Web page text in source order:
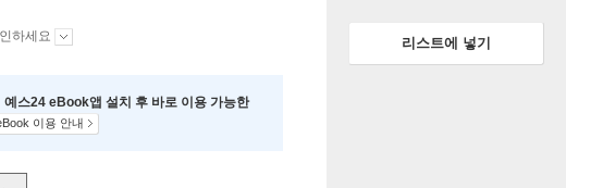
하세요
예스24 eBook앱 설치 후 바로 이용 가능한
이용 안내
리스트에 넣기